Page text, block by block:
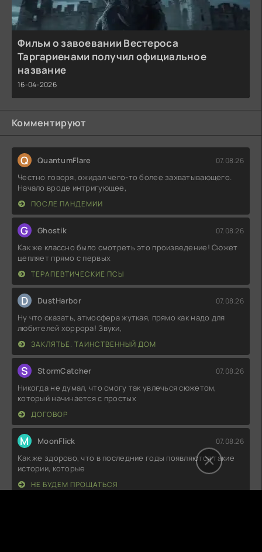
Фильм о завоевании Вестероса
Таргариенами получил официальное
название
16-04-2026
Комментируют
Q QuantumFlare 07.08.26
Честно говоря, ожидал чего-то более захватывающего.
Начало вроде интригующее,
ПОСЛЕ ПАНДЕМИИ
G Ghostik 07.08.26
Как же классно было смотреть это произведение! Сюжет
цепляет прямо с первых
ТЕРАПЕВТИЧЕСКИЕ ПСЫ
D DustHarbor 07.08.26
Ну что сказать, атмосфера жуткая, прямо как надо для
любителей хоррора! Звуки,
ЗАКЛЯТЬЕ. ТАИНСТВЕННЫЙ ДОМ
S StormCatcher 07.08.26
Никогда не думал, что смогу так увлечься сюжетом,
который начинается с простых
ДОГОВОР
M MoonFlick 07.08.26
Как же здорово, что в последние годы появляются такие
истории, которые
НЕ БУДЕМ ПРОЩАТЬСЯ